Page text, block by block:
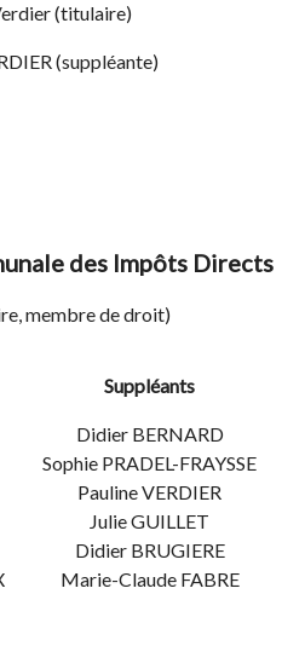
(titulaire)
(suppléante)
des Impôts Directs
membre de droit)
Suppléants
Didier BERNARD
Sophie PRADEL-FRAYSSE
Pauline VERDIER
Julie GUILLET
Didier BRUGIERE
Marie-Claude FABRE